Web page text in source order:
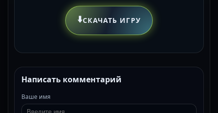
⬇️СКАЧАТЬ ИГРУ
Написать комментарий
Ваше имя